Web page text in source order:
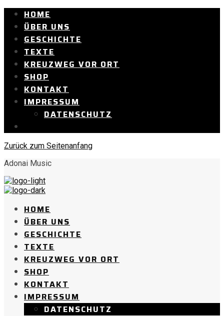
HOME
ÜBER UNS
GESCHICHTE
TEXTE
KREUZWEG VOR ORT
SHOP
KONTAKT
IMPRESSUM
DATENSCHUTZ
Zurück zum Seitenanfang
Adonai Music
HOME
ÜBER UNS
GESCHICHTE
TEXTE
KREUZWEG VOR ORT
SHOP
KONTAKT
IMPRESSUM
DATENSCHUTZ